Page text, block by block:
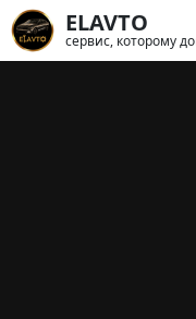
ELAVTO
сервис, которому